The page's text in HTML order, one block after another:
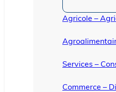
Agricole –
Services –
Commerce –